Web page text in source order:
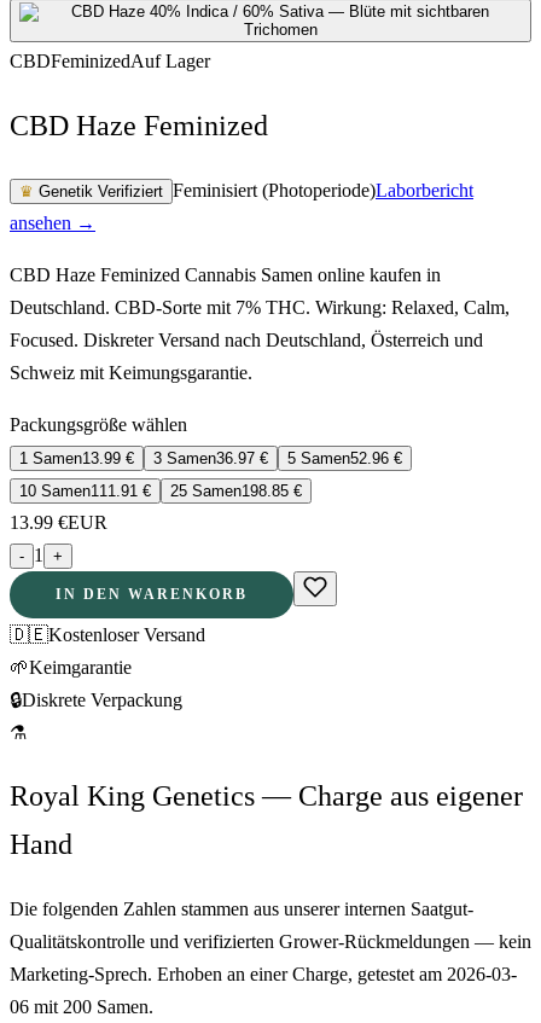
CBDFeminizedAuf Lager
CBD Haze Feminized
♛ Genetik Verifiziert Feminisiert (Photoperiode)Laborbericht
ansehen →
CBD Haze Feminized Cannabis Samen online kaufen in
Deutschland. CBD-Sorte mit 7% THC. Wirkung: Relaxed, Calm,
Focused. Diskreter Versand nach Deutschland, Österreich und
Schweiz mit Keimungsgarantie.
Packungsgröße wählen
1 Samen13.99 € 3 Samen36.97 € 5 Samen52.96 €
10 Samen111.91 € 25 Samen198.85 €
13.99 €EUR
- 1 +
IN DEN WARENKORB
🇩🇪Kostenloser Versand
🌱Keimgarantie
🔒Diskrete Verpackung
⚗
Royal King Genetics — Charge aus eigener
Hand
Die folgenden Zahlen stammen aus unserer internen Saatgut-
Qualitätskontrolle und verifizierten Grower-Rückmeldungen — kein
Marketing-Sprech. Erhoben an einer Charge, getestet am 2026-03-
06 mit 200 Samen.